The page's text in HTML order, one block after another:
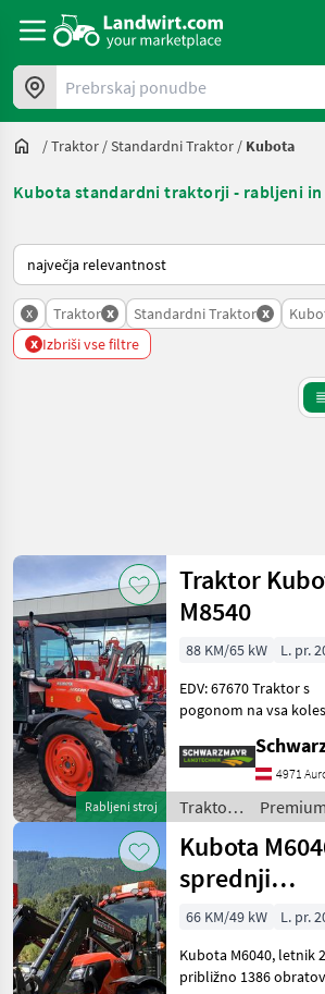
Prebrskaj ponudbe
/Traktor /Standardni Traktor / Kubota
Kubota standardni traktorji - rabljeni
Tako je razvrščeno na Landwirt.com
x Traktor x Standardni Traktor x
x Izbriši vse filtre
Kategorija 4 Država Filtri
TRENUTNA
POT
Kmetijska
tehnika
Traktor
Standardni
Traktor
IZBERITE
KATEGORIJO
Kubota
John Deere
Ponastavi
Prikaži
rezultatov
Rabljeni stroj
Traktor
M8540
88 KM/65 kW L. pr.
EDV: 67670 Traktor s
pogonom na vsa
registracija 08.04.2013
močjo 4650 Bst. - s
40 km/h - s sistemom
Hydroshut
4971
Traktor /
Kubota
Kubota
sprednji
nakladalnik
66 KM/49 kW L. pr.
Kubota M6040, letnik 2012,
približno 1386